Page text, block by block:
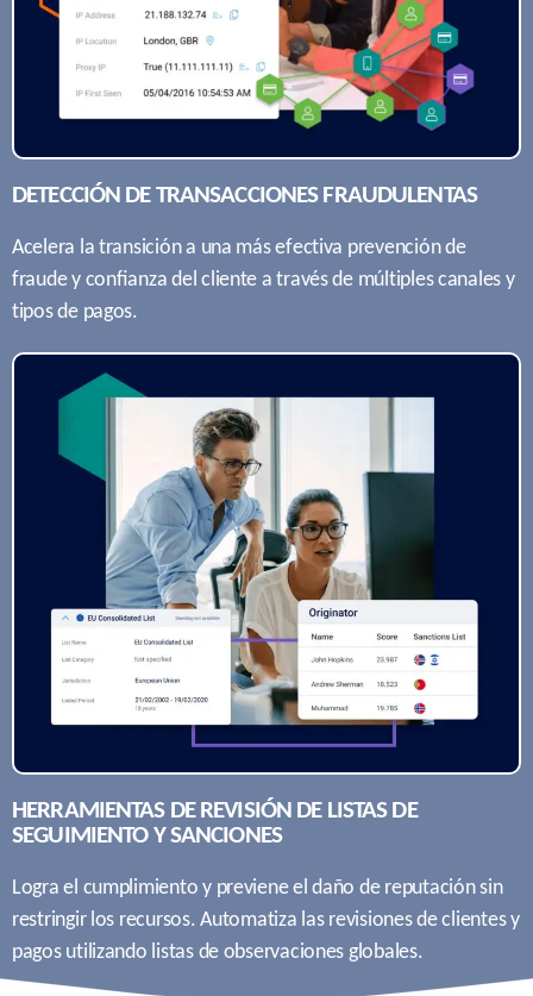
DETECCIÓN DE TRANSACCIONES FRAUDULENTAS
Acelera la transición a una más efectiva prevención de
fraude y conﬁanza del cliente a través de múltiples canales y
tipos de pagos.
HERRAMIENTAS DE REVISIÓN DE LISTAS DE
SEGUIMIENTO Y SANCIONES
Logra el cumplimiento y previene el daño de reputación sin
restringir los recursos. Automatiza las revisiones de clientes y
pagos utilizando listas de observaciones globales.